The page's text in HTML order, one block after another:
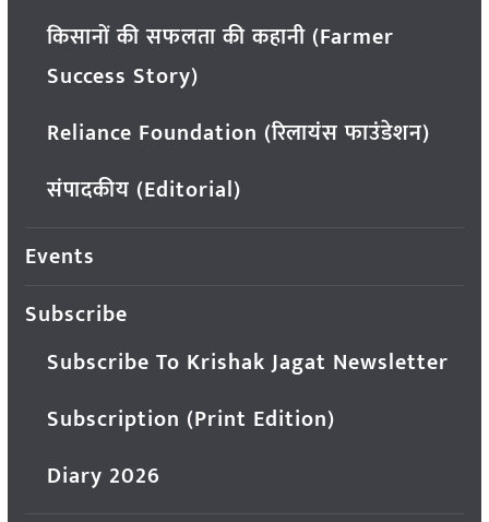
किसानों की सफलता की कहानी (Farmer
Success Story)
Reliance Foundation (रिलायंस फाउंडेशन)
संपादकीय (Editorial)
Events
Subscribe
Subscribe To Krishak Jagat Newsletter
Subscription (Print Edition)
Diary 2026